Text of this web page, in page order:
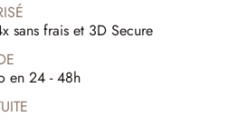
sans frais et 3D Secure
en 24 - 48h